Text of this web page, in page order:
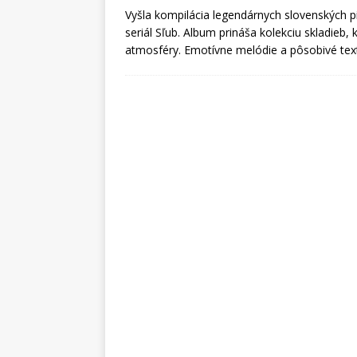
Vyšla kompilácia legendárnych slovenských
seriál Sľub. Album prináša kolekciu
atmosféry. Emotívne melódie a pôsobivé